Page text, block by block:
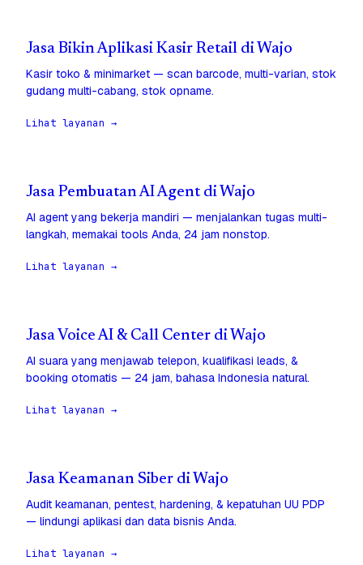
Jasa Bikin Aplikasi Kasir Retail di Wajo
Kasir toko & minimarket — scan barcode, multi-varian, stok
gudang multi-cabang, stok opname.
Lihat layanan →
Jasa Pembuatan AI Agent di Wajo
AI agent yang bekerja mandiri — menjalankan tugas multi-
langkah, memakai tools Anda, 24 jam nonstop.
Lihat layanan →
Jasa Voice AI & Call Center di Wajo
AI suara yang menjawab telepon, kualifikasi leads, &
booking otomatis — 24 jam, bahasa Indonesia natural.
Lihat layanan →
Jasa Keamanan Siber di Wajo
Audit keamanan, pentest, hardening, & kepatuhan UU PDP
— lindungi aplikasi dan data bisnis Anda.
Lihat layanan →